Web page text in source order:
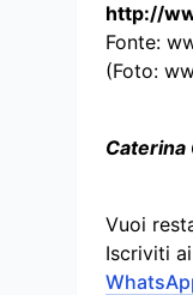
http://
Fonte:
(Foto:
Caterina
Vuoi
Iscriviti